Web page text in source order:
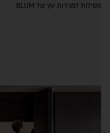
מסילות למגירות עץ של BLUM